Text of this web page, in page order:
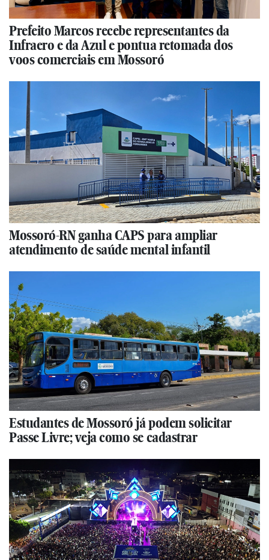
Prefeito Marcos recebe representantes da
Infraero e da Azul e pontua retomada dos
voos comerciais em Mossoró
Mossoró-RN ganha CAPS para ampliar
atendimento de saúde mental infantil
Estudantes de Mossoró já podem solicitar
Passe Livre; veja como se cadastrar